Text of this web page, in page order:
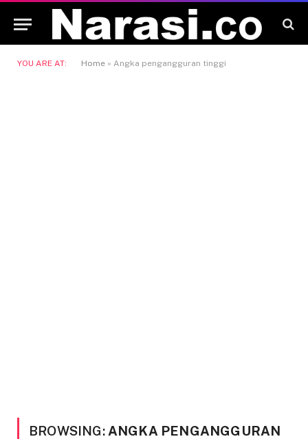
YOU ARE AT: Home » Angka pengangguran tinggi
BROWSING: ANGKA PENGANGGURAN